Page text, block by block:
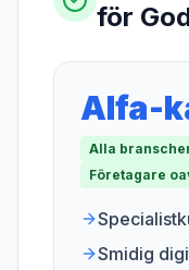
för
Alfa-
Alla
Företagare
Smidig